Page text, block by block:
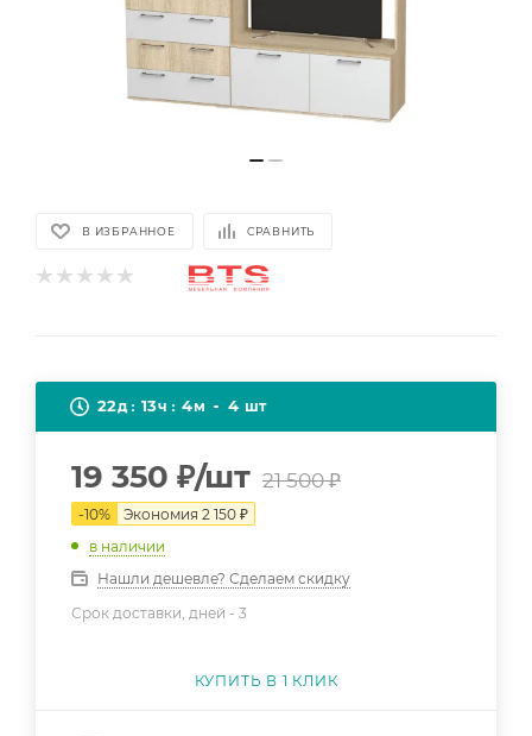
В ИЗБРАННОЕ СРАВНИТЬ
22д 13ч 4м 4 шт
19 350 ₽/шт 21 500₽
-10% Экономия 2 150 ₽
в наличии
Нашли дешевле? Сделаем скидку
Срок доставки, дней - 3
КУПИТЬ В 1 КЛИК